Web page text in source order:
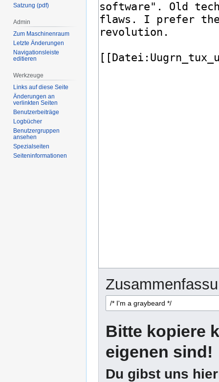
Bitte kopiere
eigenen sind!
Du gibst uns
Satzung (pdf)
Admin
Zum Maschinenraum
Letzte Änderungen
Navigationsleiste
editieren
Werkzeuge
Links auf diese Seite
Änderungen an
verlinkten Seiten
Benutzerbeiträge
Logbücher
Benutzergruppen
ansehen
Spezialseiten
Seiten­­informationen